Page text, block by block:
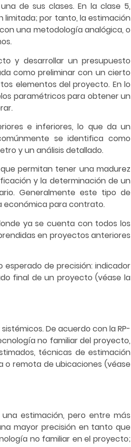
de sus clases. En la clase 5,
limitada; por tanto, la estimación
una metodología analógica, o
y desarrollar un presupuesto
como preliminar con un cierto
elementos del proyecto. En lo
paramétricos para obtener un
e inferiores, lo que da un
se identifica como
y un análisis detallado.
permitan tener una madurez
y la determinación de un
Generalmente este tipo de
económica para contrato.
ya se cuenta con todos los
en proyectos anteriores
de precisión: indicador
final de un proyecto (véase la
De acuerdo con la RP-
no familiar del proyecto,
técnicas de estimación
o remota de ubicaciones (véase
estimación, pero entre más
mayor precisión en tanto que
no familiar en el proyecto;